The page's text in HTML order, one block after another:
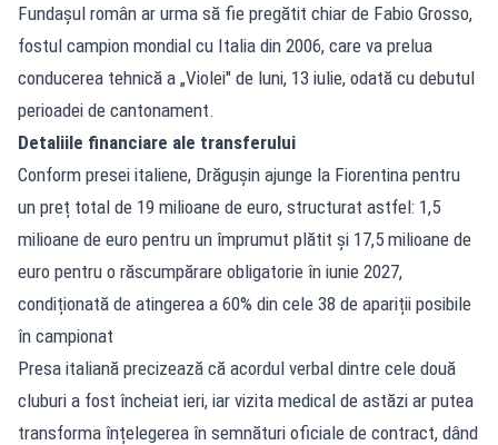
Fundașul român ar urma să fie pregătit chiar de Fabio Grosso,
fostul campion mondial cu Italia din 2006, care va prelua
conducerea tehnică a „Violei" de luni, 13 iulie, odată cu debutul
perioadei de cantonament.
Detaliile financiare ale transferului
Conform presei italiene, Drăgușin ajunge la Fiorentina pentru
un preț total de 19 milioane de euro, structurat astfel: 1,5
milioane de euro pentru un împrumut plătit și 17,5 milioane de
euro pentru o răscumpărare obligatorie în iunie 2027,
condiționată de atingerea a 60% din cele 38 de apariții posibile
în campionat
Presa italiană precizează că acordul verbal dintre cele două
cluburi a fost încheiat ieri, iar vizita medical de astăzi ar putea
transforma înțelegerea în semnături oficiale de contract, dând